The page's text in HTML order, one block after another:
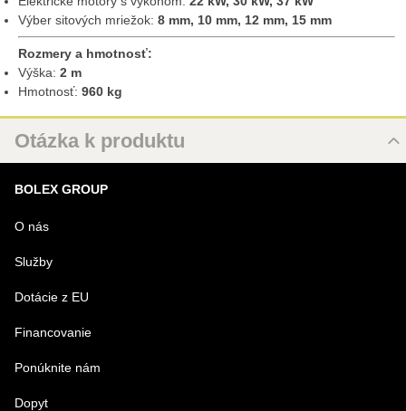
Výber sitových mriežok: 8 mm, 10 mm, 12 mm, 15 mm
Rozmery a hmotnosť:
Výška: 2 m
Hmotnosť: 960 kg
Otázka k produktu
MENO
VÁŠ E-MAIL
VAŠA OTÁZKA K PRODUKTU
BOLEX GROUP
O nás
Služby
Dotácie z EU
Financovanie
Ponúknite nám
Dopyt